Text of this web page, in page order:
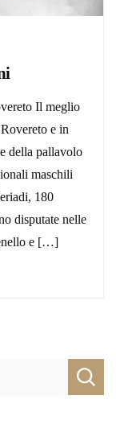
Il meglio
e in
della pallavolo
maschili
180
disputate nelle
e […]